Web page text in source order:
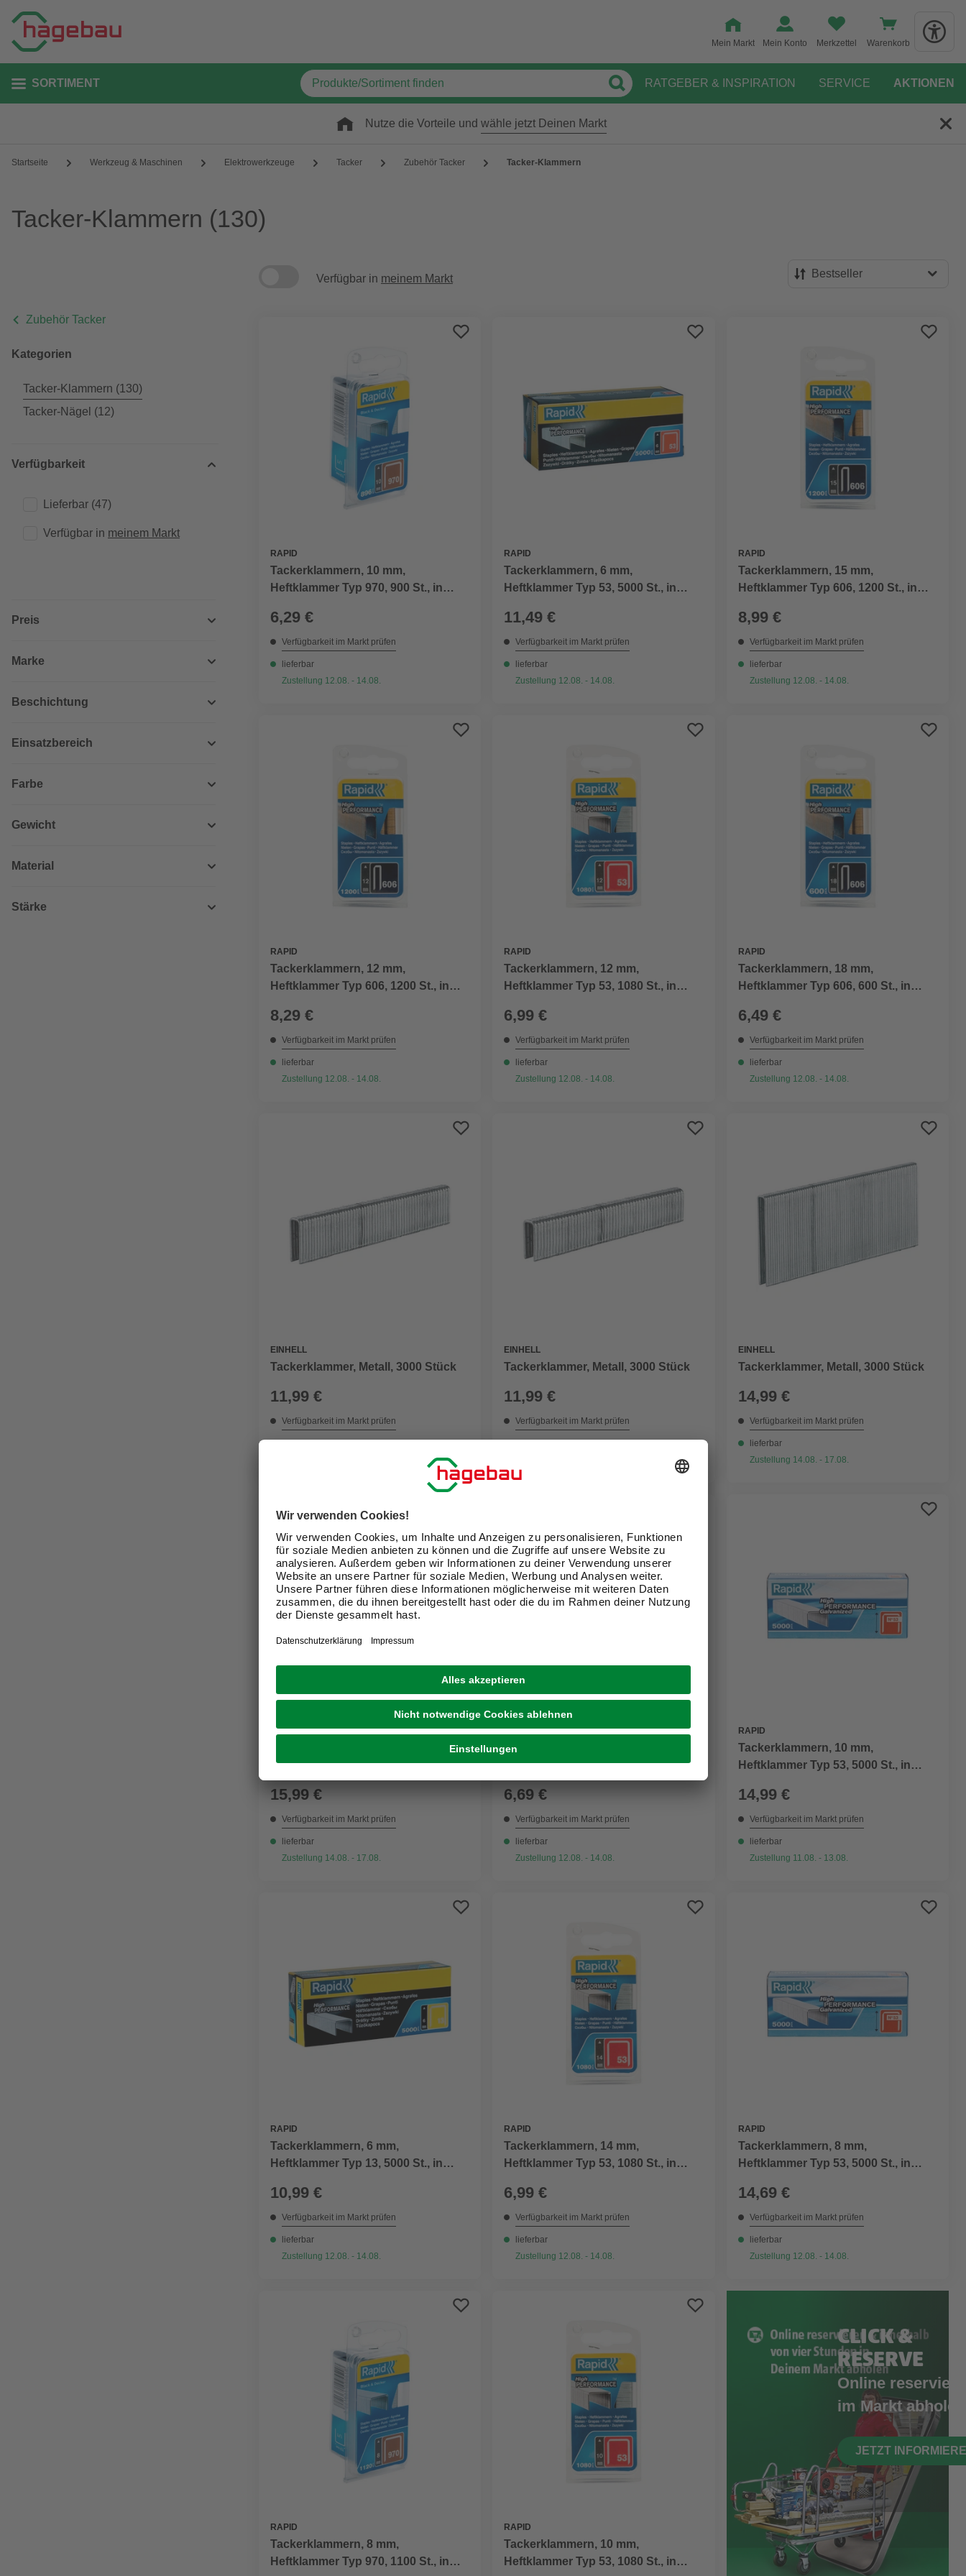
Mein Markt Mein Konto Merkzettel Warenkorb
SORTIMENT RATGEBER & INSPIRATION SERVICE AKTIONEN
Nutze die Vorteile und wähle jetzt Deinen Markt
Startseite Werkzeug & Maschinen Elektrowerkzeuge Tacker Zubehör Tacker Tacker-Klammern
Tacker-Klammern (130)
Zubehör Tacker
Kategorien
Tacker-Klammern (130)
Tacker-Nägel (12)
Verfügbarkeit
Lieferbar (47)
Verfügbar in meinem Markt
Preis
Marke
Beschichtung
Einsatzbereich
Farbe
Gewicht
Material
Stärke
Verfügbar in meinem Markt Bestseller
Bewertung
RAPID
Tackerklammern, 10 mm,
Heftklammer Typ 970, 900 St., in
6,29 €
Verfügbarkeit im Markt prüfen
lieferbar
Zustellung 12.08. - 14.08.
RAPID
Tackerklammern, 6 mm,
Heftklammer Typ 53, 5000 St., in
11,49 €
Verfügbarkeit im Markt prüfen
lieferbar
Zustellung 12.08. - 14.08.
RAPID
Tackerklammern, 15 mm,
Heftklammer Typ 606, 1200 St., in
8,99 €
Verfügbarkeit im Markt prüfen
lieferbar
Zustellung 12.08. - 14.08.
RAPID
Tackerklammern, 12 mm,
Heftklammer Typ 606, 1200 St., in
8,29 €
Verfügbarkeit im Markt prüfen
lieferbar
Zustellung 12.08. - 14.08.
RAPID
Tackerklammern, 12 mm,
Heftklammer Typ 53, 1080 St., in
6,99 €
Verfügbarkeit im Markt prüfen
lieferbar
Zustellung 12.08. - 14.08.
RAPID
Tackerklammern, 18 mm,
Heftklammer Typ 606, 600 St., in
6,49 €
Verfügbarkeit im Markt prüfen
lieferbar
Zustellung 12.08. - 14.08.
EINHELL
Tackerklammer, Metall, 3000 Stück
11,99 €
Verfügbarkeit im Markt prüfen
EINHELL
Tackerklammer, Metall, 3000 Stück
11,99 €
Verfügbarkeit im Markt prüfen
EINHELL
Tackerklammer, Metall, 3000 Stück
14,99 €
Verfügbarkeit im Markt prüfen
lieferbar
Zustellung 14.08. - 17.08.
EINHELL
Tackerklammer, Metall, 3000 Stück
15,99 €
Verfügbarkeit im Markt prüfen
lieferbar
Zustellung 14.08. - 17.08.
RAPID
Tackerklammern, 8 mm,
Heftklammer Typ 53, 1080 St., in
Blisterverpackung
6,69 €
Verfügbarkeit im Markt prüfen
lieferbar
Zustellung 12.08. - 14.08.
RAPID
Tackerklammern, 10 mm,
Heftklammer Typ 53, 5000 St., in
14,99 €
Verfügbarkeit im Markt prüfen
lieferbar
Zustellung 11.08. - 13.08.
RAPID
Tackerklammern, 6 mm,
Heftklammer Typ 13, 5000 St., in
10,99 €
Verfügbarkeit im Markt prüfen
lieferbar
Zustellung 12.08. - 14.08.
RAPID
Tackerklammern, 14 mm,
Heftklammer Typ 53, 1080 St., in
6,99 €
Verfügbarkeit im Markt prüfen
lieferbar
Zustellung 12.08. - 14.08.
RAPID
Tackerklammern, 8 mm,
Heftklammer Typ 53, 5000 St., in
14,69 €
Verfügbarkeit im Markt prüfen
lieferbar
Zustellung 12.08. - 14.08.
RAPID
Tackerklammern, 8 mm,
Heftklammer Typ 970, 1100 St., in
RAPID
Tackerklammern, 10 mm,
Heftklammer Typ 53, 1080 St., in
CLICK &
RESERVE
Online
im Markt abholen
JETZT